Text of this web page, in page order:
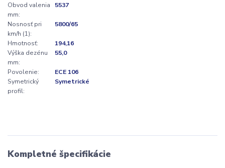
Obvod valenia
mm:
5537
Nosnosť pri
km/h (1):
5800/65
Hmotnosť:
194,16
Výška dezénu
mm:
55,0
Povolenie:
ECE 106
Symetrický
profil:
Symetrické
Kompletné špecifikácie